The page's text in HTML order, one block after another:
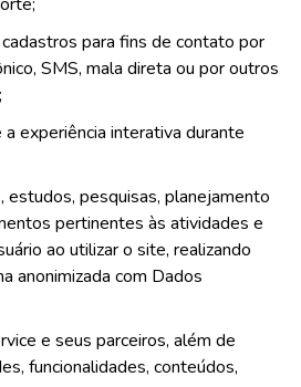
para fins de contato por
SMS, mala direta ou por outros
experiência interativa durante
estudos, pesquisas, planejamento
pertinentes às atividades e
ao utilizar o site, realizando
anonimizada com Dados
e seus parceiros, além de
funcionalidades, conteúdos,